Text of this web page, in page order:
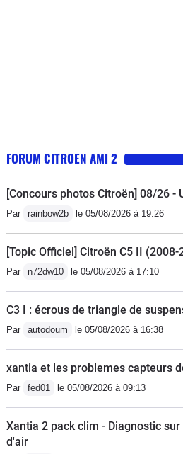
FORUM CITROEN AMI 2
[Concours photos Citroën] 08/26 -
Par rainbow2b le 05/08/2026 à 19:26
[Topic Officiel] Citroën C5 II (2008-
Par n72dw10 le 05/08/2026 à 17:10
C3 I : écrous de triangle de
Par autodoum le 05/08/2026 à 16:38
xantia et les problemes capteurs
Par fed01 le 05/08/2026 à 09:13
Xantia 2 pack clim - Diagnostic
d'air